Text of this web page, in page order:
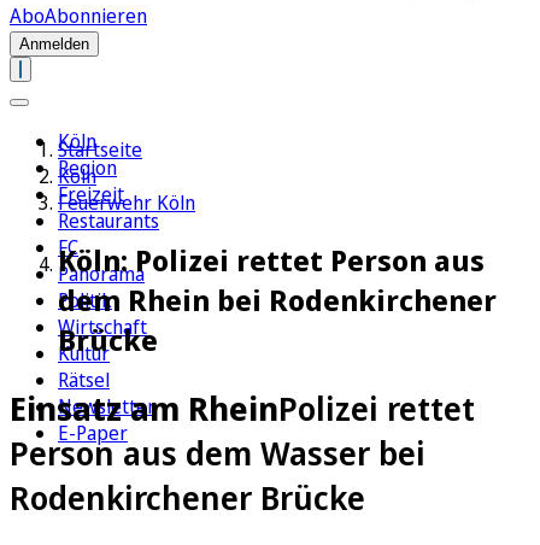
AboAbonnieren
Anmelden
Köln
Region
Freizeit
Restaurants
FC
Panorama
Politik
Wirtschaft
Kultur
Rätsel
Newsletter
E-Paper
Startseite
Köln
Feuerwehr Köln
Köln: Polizei rettet Person aus
dem Rhein bei Rodenkirchener
Brücke
Einsatz am RheinPolizei rettet
Person aus dem Wasser bei
Rodenkirchener Brücke